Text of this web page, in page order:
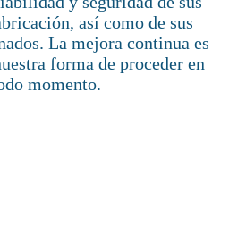
así como de sus
La mejora continua es
forma de proceder en
momento.